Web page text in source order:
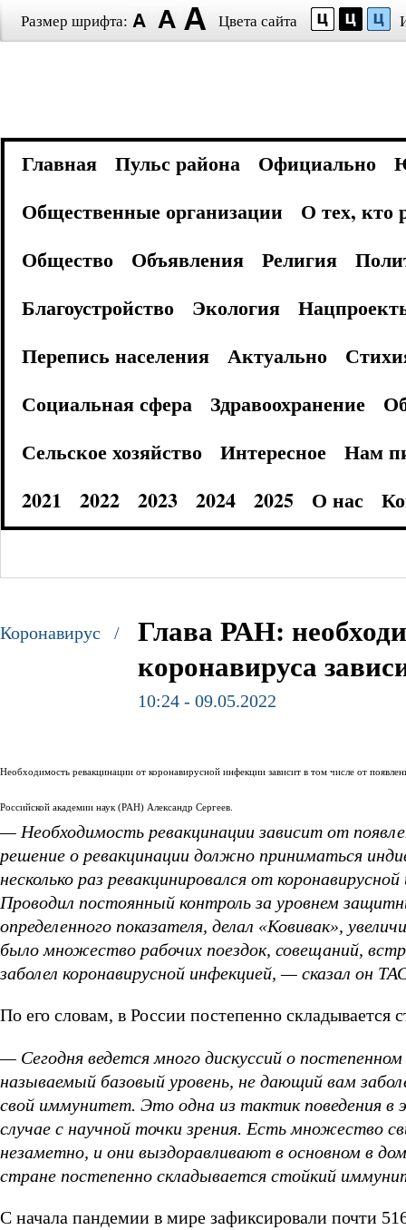
Размер шрифта: Цвета сайта
Главная Пульс района Официально
Общественные организации
О тех, кто
Общество
Объявления Религия
Благоустройство
Экология
Перепись населения
Актуально
Социальная сфера
Здравоохранение
Сельское хозяйство
Интересное
Нам
2021
2022 2023 2024 2025 О нас
Коронавирус /
Глава РАН:
коронавируса
10:24 - 09.05.2022
Необходимость ревакцинации от коронавирусной инфекции зависит в том числе от
Российской академии наук (РАН) Александр Сергеев.
— Необходимость ревакцинации зависит от
решение о ревакцинации должно приниматься
несколько раз ревакцинировался от
Проводил постоянный контроль за уровнем
определенного показателя, делал «Ковивак»,
было множество рабочих поездок, совещаний,
заболел коронавирусной инфекцией, — сказал он
По его словам, в России постепенно
— Сегодня ведется много дискуссий о
называемый базовый уровень, не дающий вам
свой иммунитет. Это одна из тактик поведения в
случае с научной точки зрения. Есть множество
незаметно, и они выздоравливают в основном в
стране постепенно складывается стойкий
С начала пандемии в мире зафиксировали почти